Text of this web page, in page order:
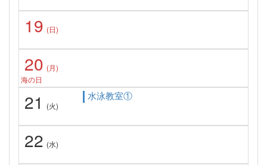
19 (日)
20 (月)
海の日
21 (火)
水泳教室①
22 (水)